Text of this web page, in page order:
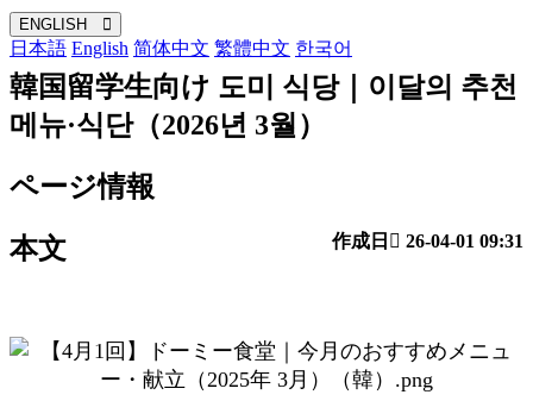
ENGLISH
日本語 English 简体中文 繁體中文 한국어
韓国留学生向け 도미 식당｜이달의 추천
메뉴·식단（2026년 3월）
ページ情報
作成日 26-04-01 09:31
本文